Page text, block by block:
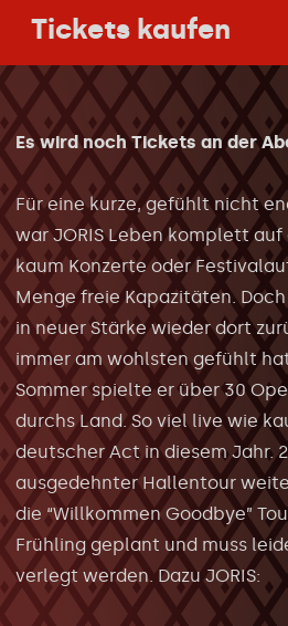
Tickets kaufen
Es wird noch Tickets an der
Für eine kurze, gefühlt nicht
war JORIS Leben komplett
kaum Konzerte oder
Menge freie Kapazitäten.
in neuer Stärke wieder dort
immer am wohlsten gefühlt
Sommer spielte er über 30
durchs Land. So viel live wie
deutscher Act in diesem Jahr.
ausgedehnter Hallentour
die “Willkommen Goodbye”
Frühling geplant und muss
verlegt werden. Dazu JORIS: